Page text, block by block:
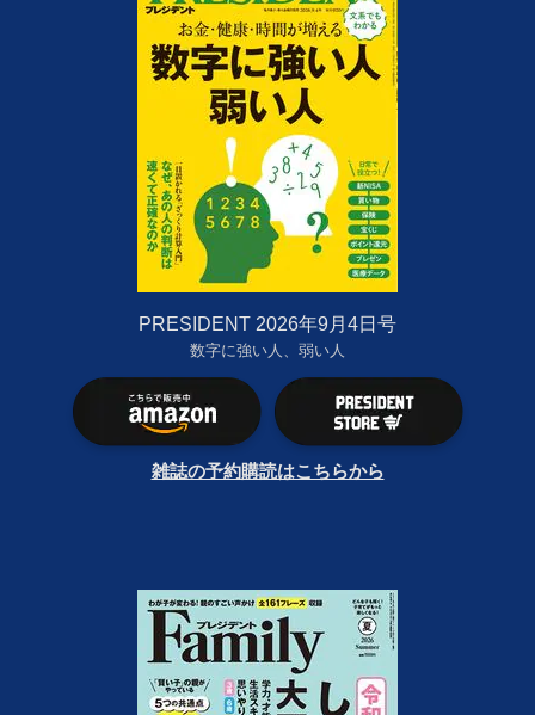
PRESIDENT 2026年9月4日号
数字に強い人、弱い人
雑誌の予約購読はこちらから